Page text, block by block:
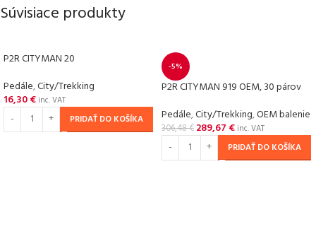
Súvisiace produkty
P2R CITYMAN 20
Pedále,City/Trekking
16,30€ inc. VAT
PRIDAŤ DO KOŠÍKA
-5%
P2R CITYMAN 919 OEM, 30 párov
Pedále,City/Trekking,OEM balenie
306,48€ 289,67 € inc. VAT
PRIDAŤ DO KOŠÍKA